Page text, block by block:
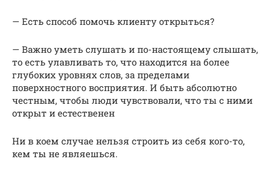
— Есть способ помочь клиенту открыться?
— Важно уметь слушать и по-настоящему слышать,
то есть улавливать то, что находится на более
глубоких уровнях слов, за пределами
поверхностного восприятия. И быть абсолютно
честным, чтобы люди чувствовали, что ты с ними
открыт и естественен
Ни в коем случае нельзя строить из себя кого-то,
кем ты не являешься.